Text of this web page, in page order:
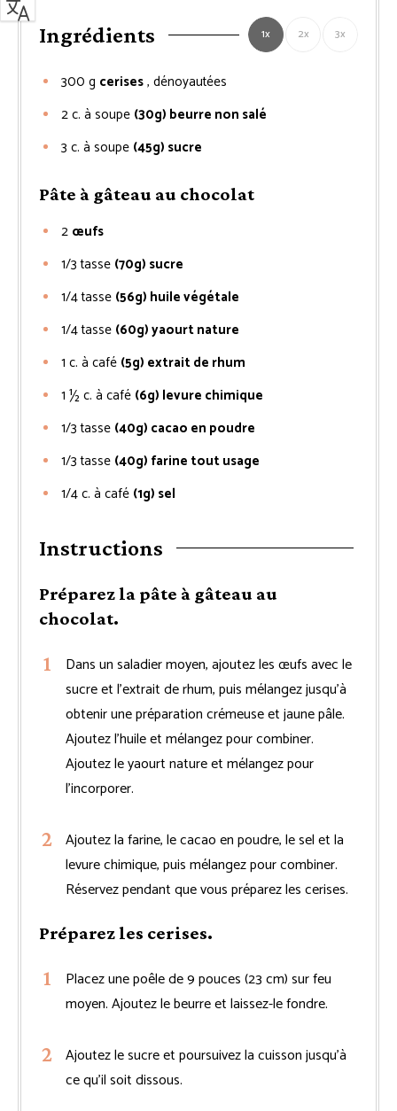
Ingrédients 1x 2x 3x
300 g cerises, dénoyautées
2c. à soupe (30g) beurre non salé
3 c. à soupe (45g) sucre
Pâte à gâteau au chocolat
2 œufs
1/3tasse (70g) sucre
1/4tasse (56g) huile végétale
1/4tasse (60g) yaourt nature
1 c. à café (5g) extrait de rhum
1 ½c. à café (6g) levure chimique
1/3tasse (40g) cacao en poudre
1/3tasse (40g) farine tout usage
1/4c. à café (1g) sel
Instructions
Préparez la pâte à gâteau au
chocolat.
Dans un saladier moyen, ajoutez les œufs avec le
sucre et l’extrait de rhum, puis mélangez jusqu’à
obtenir une préparation crémeuse et jaune pâle.
Ajoutez l’huile et mélangez pour combiner.
Ajoutez le yaourt nature et mélangez pour
l’incorporer.
Ajoutez la farine, le cacao en poudre, le sel et la
levure chimique, puis mélangez pour combiner.
Réservez pendant que vous préparez les cerises.
Préparez les cerises.
Placez une poêle de 9 pouces (23 cm) sur feu
moyen. Ajoutez le beurre et laissez-le fondre.
Ajoutez le sucre et poursuivez la cuisson jusqu’à
ce qu’il soit dissous.